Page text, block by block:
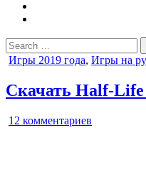
Search
for:
Posted
Игры 2019 года, Игры на
Скачать Half-
12 комментариев